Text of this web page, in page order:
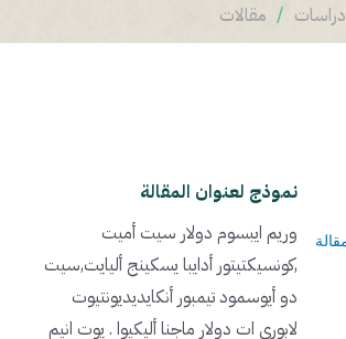
دراسات / مقالات
نموذج لعنوان المقالة
وريم ايبسوم دولار سيت أميت
,كونسيكتيتور أدايبا يسكينج أليايت,سيت
دو أيوسمود تيمبور أنكايديديونتيوت
لابوري ات دولار ماجنا أليكيوا . يوت انيم